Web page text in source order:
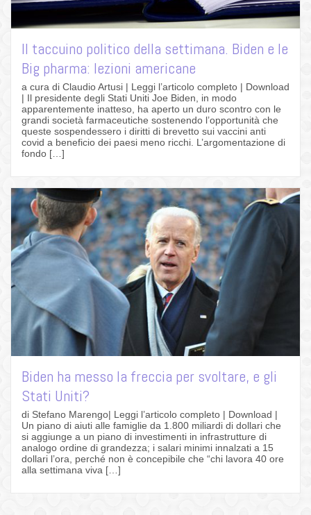
Il taccuino politico della settimana. Biden e le
Big pharma: lezioni americane
a cura di Claudio Artusi | Leggi l’articolo completo | Download
| Il presidente degli Stati Uniti Joe Biden, in modo
apparentemente inatteso, ha aperto un duro scontro con le
grandi società farmaceutiche sostenendo l’opportunità che
queste sospendessero i diritti di brevetto sui vaccini anti
covid a beneficio dei paesi meno ricchi. L’argomentazione di
fondo […]
Biden ha messo la freccia per svoltare, e gli
Stati Uniti?
di Stefano Marengo| Leggi l’articolo completo | Download |
Un piano di aiuti alle famiglie da 1.800 miliardi di dollari che
si aggiunge a un piano di investimenti in infrastrutture di
analogo ordine di grandezza; i salari minimi innalzati a 15
dollari l’ora, perché non è concepibile che “chi lavora 40 ore
alla settimana viva […]